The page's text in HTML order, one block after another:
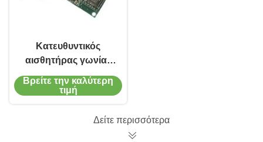
Κατευθυντικός
αισθητήρας γωνίας
τίτλων χωρίς τον
τίτλο παρεκκλίσεων
ακρίβειας κλίσης
Βρείτε την καλύτερη
τιμή
Δείτε περισσότερα